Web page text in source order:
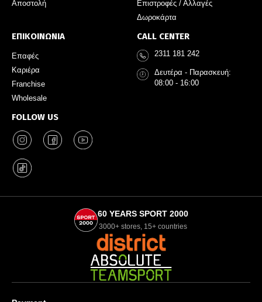
Αποστολή
Επιστροφές / Αλλαγές
Δωροκάρτα
ΕΠΙΚΟΙΝΩΝΙΑ
Επαφές
Καριέρα
Franchise
Wholesale
FOLLOW US
CALL CENTER
2311 181 242
Δευτέρα - Παρασκευή:
08:00 - 16:00
60 YEARS SPORT 2000
3000+ stores, 15+ countries